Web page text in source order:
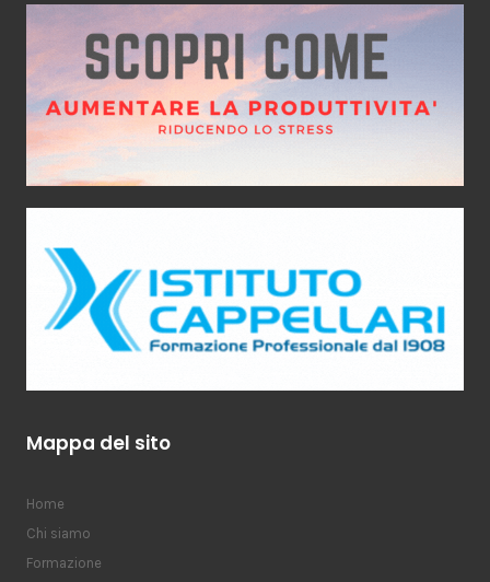
Mappa del sito
Home
Chi siamo
Formazione